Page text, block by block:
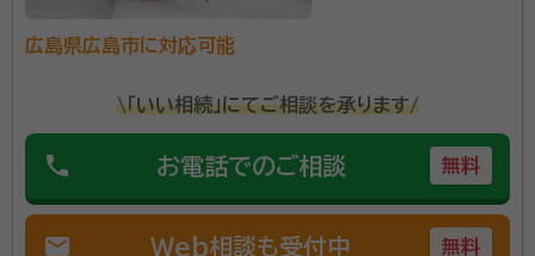
すよね。私は、安心してリラックスしてご相談いただける
雰囲気づくりに努めています。また、難しい内容でも、誰
２ スピードを意識した業務 お客様にはゆっくりと考え
ていただき、じっくりとご相談に乗りますが、私が業務
を抱えている時間は可能な限り短くします。スピードは
お客様に対する重要なサービスと考えています。 ３ 小
規模事務所を生かした柔軟な対応 休日や時間外でも、
知症アドバイザー / 広島東南ロータリークラブ会員
所属団体：広島県行政書士会
広島県広島市に対応可能
\「いい相続」にてご相談を承ります/
phone お電話でのご相談 無料
mail Web相談も受付中 無料